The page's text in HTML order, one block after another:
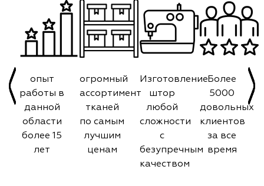
опыт
работы в
данной
области
более 15
лет
огромный
ассортимент
тканей
по самым
лучшим
ценам
Изготовление
штор
любой
сложности
с
безупречным
качеством
Более
5000
довольных
клиентов
за все
время